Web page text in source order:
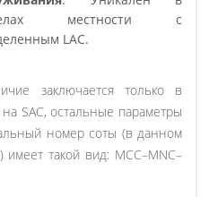
местности с
LAC.
заключается только в
SAC, остальные параметры
номер соты (в данном
такой вид: MCC–MNC–